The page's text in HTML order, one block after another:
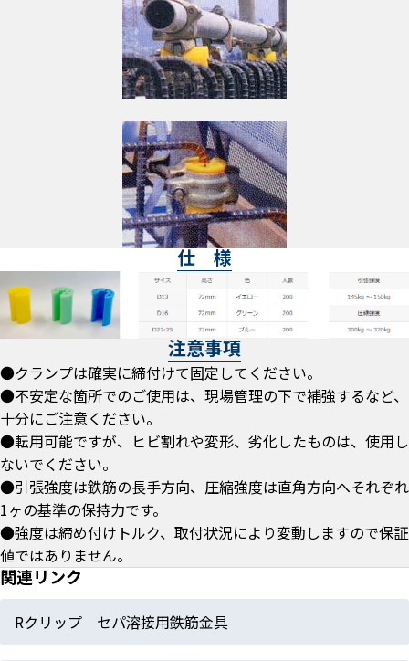
仕 様
注意事項
●クランプは確実に締付けて固定してください。
●不安定な箇所でのご使用は、現場管理の下で補強するなど、
十分にご注意ください。
●転用可能ですが、ヒビ割れや変形、劣化したものは、使用し
ないでください。
●引張強度は鉄筋の長手方向、圧縮強度は直角方向へそれぞれ
1ヶの基準の保持力です。
●強度は締め付けトルク、取付状況により変動しますので保証
値ではありません。
関連リンク
Rクリップ セパ溶接用鉄筋金具